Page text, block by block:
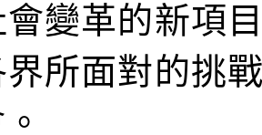
變革的新項
所面對的挑